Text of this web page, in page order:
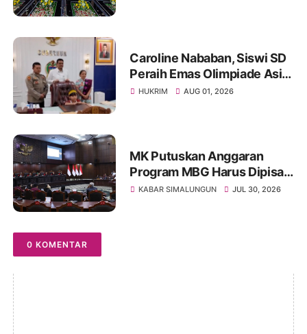
Caroline Nababan, Siswi SD
Peraih Emas Olimpiade Asia
Dihadiahi Rumah hingga
HUKRIM AUG 01, 2026
MK Putuskan Anggaran
Program MBG Harus Dipisah
dari Anggaran Pendidikan
KABAR SIMALUNGUN JUL 30, 2026
0 KOMENTAR